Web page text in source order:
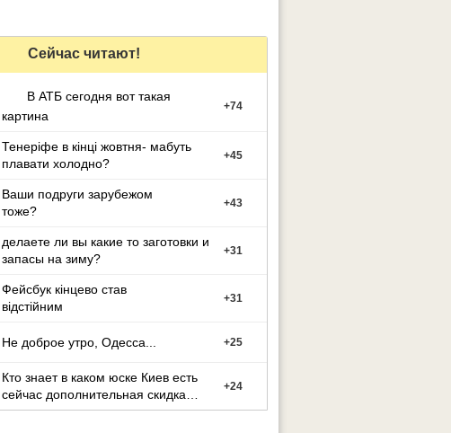
Сейчас читают!
В АТБ сегодня вот такая
картина
+74
Тенеріфе в кінці жовтня- мабуть
плавати холодно?
+45
Ваши подруги зарубежом
тоже?
+43
делаете ли вы какие то заготовки и
запасы на зиму?
+31
Фейсбук кінцево став
відстійним
+31
Не доброе утро, Одесса... +25
Кто знает в каком юске Киев есть
сейчас дополнительная скидка
-10%?
+24